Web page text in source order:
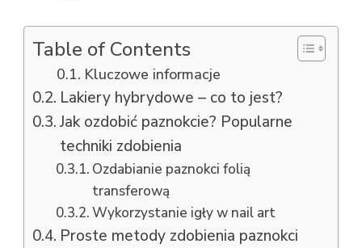
Table of Contents
Kluczowe informacje
Lakiery hybrydowe – co to jest?
Jak ozdobić paznokcie? Popularne
techniki zdobienia
Ozdabianie paznokci folią
transferową
Wykorzystanie igły w nail art
Proste metody zdobienia paznokci